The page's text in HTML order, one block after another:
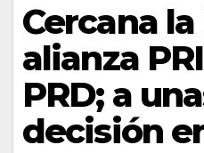
Cercana
alianza
PRD; a
decisión